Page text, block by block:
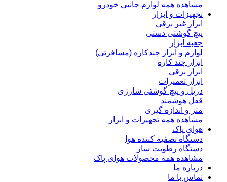
مشاهده همه لوازم جانبی خودرو
تجهیزات و ابزار
ابزار غیر برقی
پیچ گوشتی دستی
جعبه ابزار
لوازم و ابزار چندکاره (مسافرتی)
ابزار چند کاره
ابزار برقی
ابزار تعمیرات
دریل و پیچ گوشتی شارژی
قفل هوشمند
متر و اندازه گیری
مشاهده همه تجهیزات و ابزار
هوای پاک
دستگاه تصفیه کننده هوا
دستگاه رطوبت ساز
مشاهده همه محصولات هوای پاک
درباره ما
تماس با ما